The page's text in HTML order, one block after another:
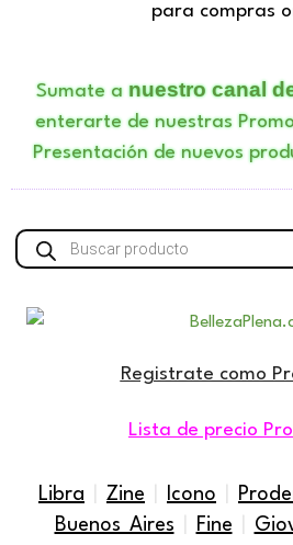
para compras
Sumate a nuestro canal
enterarte de nuestras
Presentación de nuevos
Búsqueda
de
Registrate como
Lista de precio
Libra Zine Icono
Buenos Aires
Fine